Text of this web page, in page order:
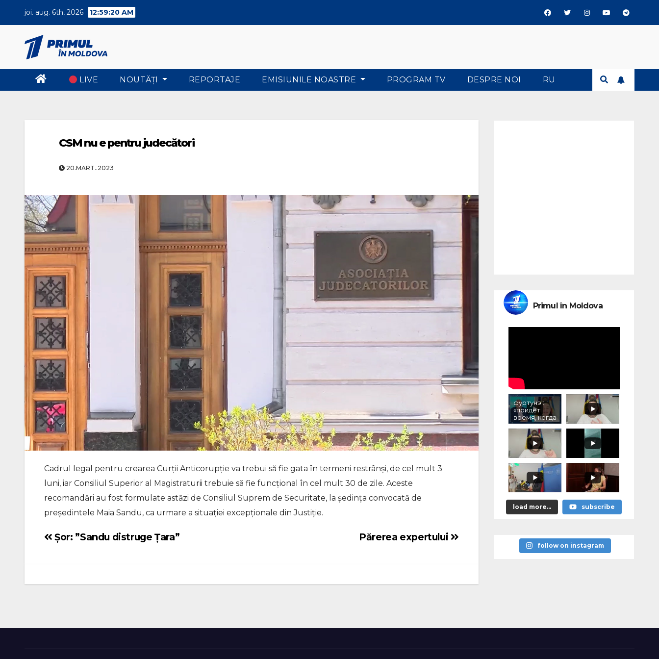
joi. aug. 6th, 2026 12:59:21 AM
LIVE NOUTĂŢI REPORTAJE EMISIUNILE NOASTRE PROGRAM TV DESPRE NOI RU
CSM nu e pentru judecători
20.MART..2023
Cadrul legal pentru crearea Curții Anticorupție va trebui să fie gata în termeni restrânși, de cel mult 3
luni, iar Consiliul Superior al Magistraturii trebuie să fie funcțional în cel mult 30 de zile. Aceste
recomandări au fost formulate astăzi de Consiliul Suprem de Securitate, la ședința convocată de
președintele Maia Sandu, ca urmare a situației excepționale din Justiție.
Navigare
Părerea expertului
Șor: ”Sandu distruge Țara”
Primul în Moldova
фуртунэ :
«придёт
время, когда
людям,
принимавши
м эти
решения,
придётся
отвечать за
них
персональн
о»
load more... subscribe
follow on instagram